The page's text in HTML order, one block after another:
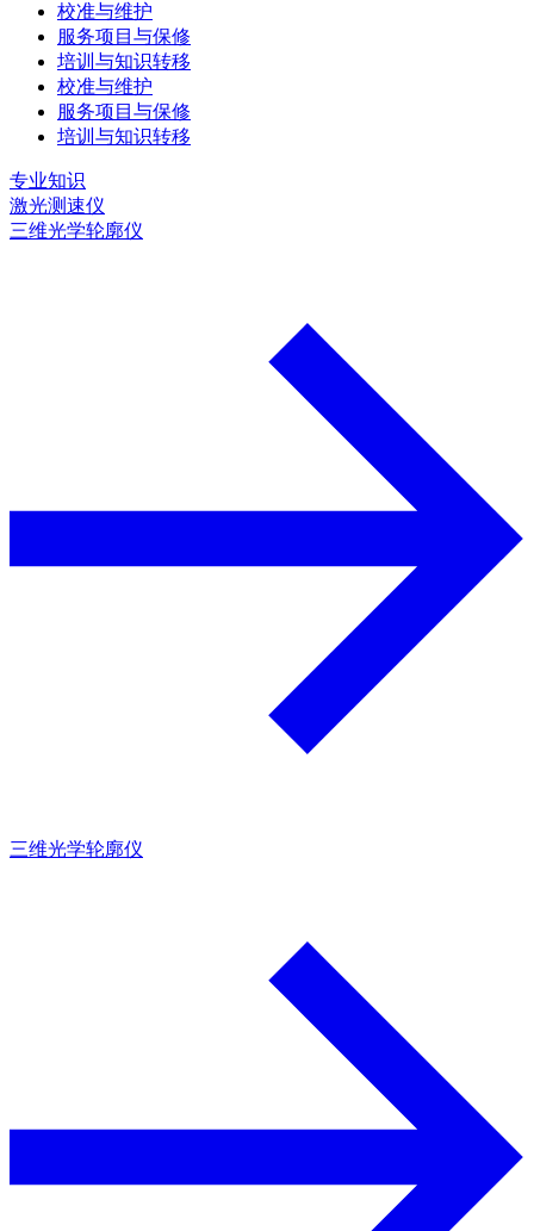
校准与维护
服务项目与保修
培训与知识转移
校准与维护
服务项目与保修
培训与知识转移
专业知识
激光测速仪
三维光学轮廓仪
三维光学轮廓仪